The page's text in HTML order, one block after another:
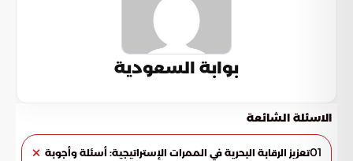
بوابة السعودية
الاسئلة الشائعة
01تعزيز الرقابة البحرية في الممرات الإستراتيجية: أسئلة وأجوبة